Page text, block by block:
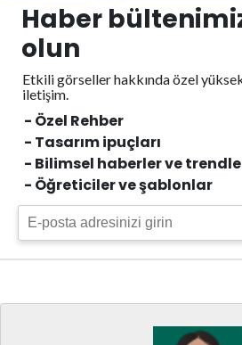
Haber
olun
Etkili görseller hakkında özel
iletişim.
- Özel Rehber
- Tasarım ipuçları
- Bilimsel haberler ve
- Öğreticiler ve şablonlar